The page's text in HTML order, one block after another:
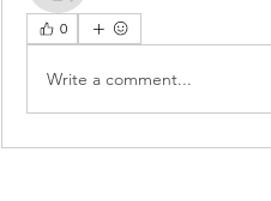
0
Write a comment...